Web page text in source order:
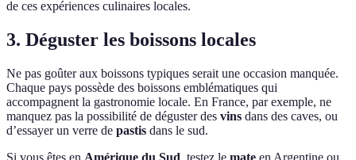
de ces expériences culinaires locales.
3. Déguster les boissons locales
Ne pas goûter aux boissons typiques serait une occasion manquée.
Chaque pays possède des boissons emblématiques qui
accompagnent la gastronomie locale. En France, par exemple, ne
manquez pas la possibilité de déguster des vins dans des caves, ou
d’essayer un verre de pastis dans le sud.